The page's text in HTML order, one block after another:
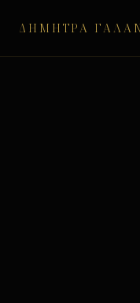
ΔΉΜΗΤΡΑ